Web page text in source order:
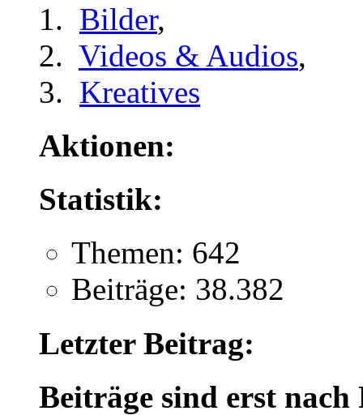
Bilder,
Videos & Audios,
Kreatives
Aktionen:
Statistik:
Themen: 642
Beiträge: 38.382
Letzter Beitrag:
Beiträge sind erst